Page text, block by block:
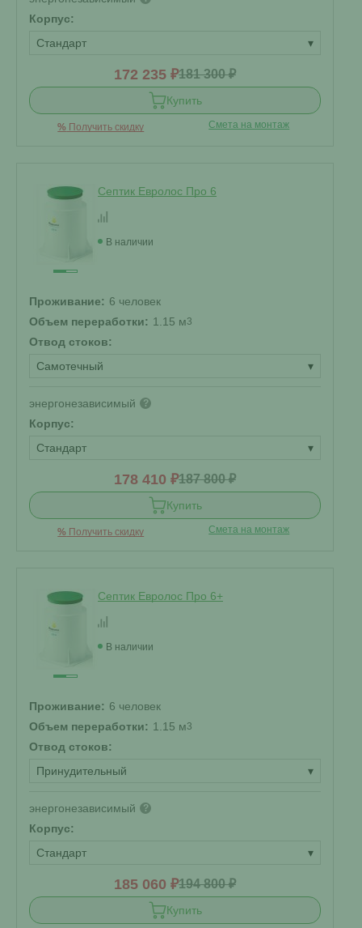
Корпус:
Стандарт
▾
172 235 ₽181 300 ₽
Купить
% Получить скидку Смета на монтаж
Септик Евролос Про 6
В наличии
Проживание: 6 человек
Объем переработки: 1.15 м3
Отвод стоков:
Самотечный
▾
энергонезависимый ?
Корпус:
Стандарт
▾
178 410 ₽187 800 ₽
Купить
% Получить скидку Смета на монтаж
Септик Евролос Про 6+
В наличии
Проживание: 6 человек
Объем переработки: 1.15 м3
Отвод стоков:
Принудительный
▾
энергонезависимый ?
Корпус:
Стандарт
▾
185 060 ₽194 800 ₽
Купить